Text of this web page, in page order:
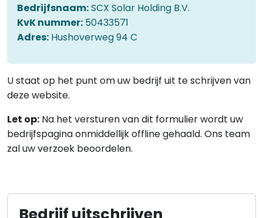
Bedrijfsnaam:SCX Solar Holding B.V.
KvK nummer: 50433571
Adres: Hushoverweg 94 C
U staat op het punt om uw bedrijf uit te schrijven van
deze website.
Let op: Na het versturen van dit formulier wordt uw
bedrijfspagina onmiddellijk offline gehaald. Ons team
zal uw verzoek beoordelen.